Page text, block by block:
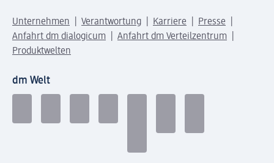
Unternehmen Verantwortung Karriere
Presse
Anfahrt dm dialogicum
Anfahrt dm Verteilzentrum
Produktwelten
dm Welt